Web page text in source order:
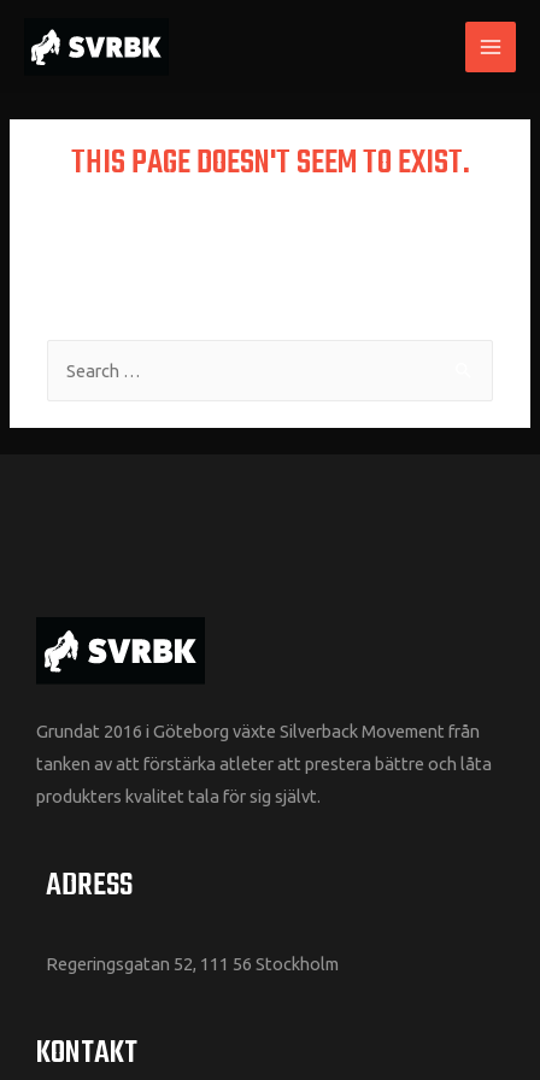
THIS PAGE DOESN'T SEEM TO EXIST.
Grundat 2016 i Göteborg växte Silverback Movement från
tanken av att förstärka atleter att prestera bättre och låta
produkters kvalitet tala för sig självt.
ADRESS
Regeringsgatan 52, 111 56 Stockholm
KONTAKT